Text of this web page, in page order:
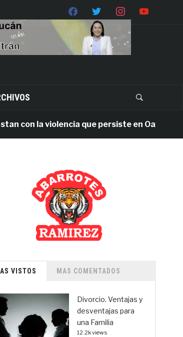
la violencia que persiste en Oaxaca
VISTOS MAS COMENTADOS
Divorcio. Ventajas y
desventajas para
una Familia
12.2k views